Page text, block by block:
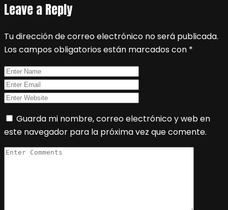
Leave a Reply
Tu dirección de correo electrónico no será publicada.
Los campos obligatorios están marcados con *
Guarda mi nombre, correo electrónico y web en
este navegador para la próxima vez que comente.